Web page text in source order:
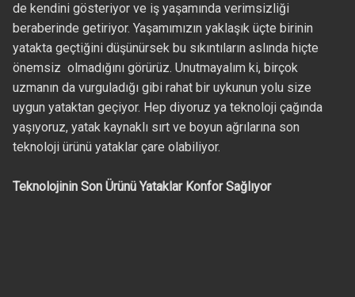
de kendini gösteriyor ve iş yaşamında verimsizliği
beraberinde getiriyor. Yaşamımızın yaklaşık üçte birinin
yatakta geçtiğini düşünürsek bu sıkıntıların aslında hiçte
önemsiz olmadığını görürüz. Unutmayalım ki, birçok
uzmanın da vurguladığı gibi rahat bir uykunun yolu size
uygun yataktan geçiyor. Hep diyoruz ya teknoloji çağında
yaşıyoruz, yatak kaynaklı sırt ve boyun ağrılarına son
teknoloji ürünü yataklar çare olabiliyor.
Teknolojinin Son Ürünü Yataklar Konfor Sağlıyor